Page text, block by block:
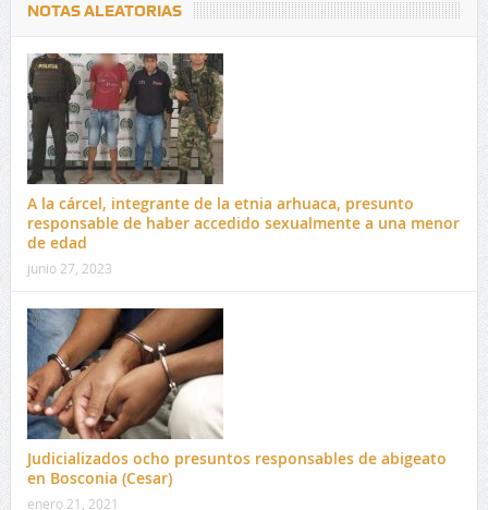
NOTAS ALEATORIAS
A la cárcel, integrante de la etnia arhuaca, presunto
responsable de haber accedido sexualmente a una menor
de edad
junio 27, 2023
Judicializados ocho presuntos responsables de abigeato
en Bosconia (Cesar)
enero 21, 2021